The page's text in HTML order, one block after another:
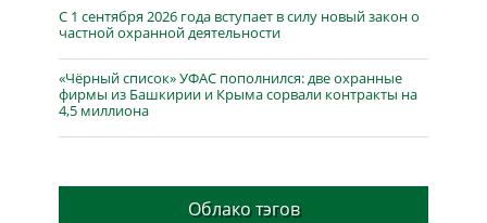
С 1 сентября 2026 года вступает в силу новый закон о
частной охранной деятельности
«Чёрный список» УФАС пополнился: две охранные
фирмы из Башкирии и Крыма сорвали контракты на
4,5 миллиона
Облако тэгов